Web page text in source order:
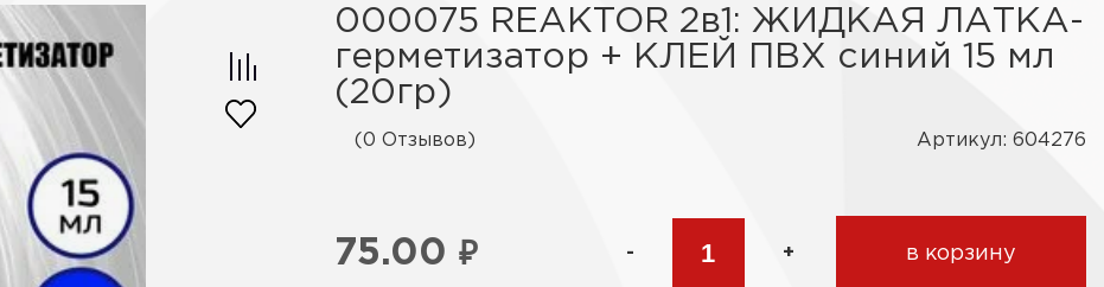
000075 REAKTOR 2в1: ЖИДКАЯ ЛАТКА-
герметизатор + КЛЕЙ ПВХ синий 15 мл
(20гр)
(0 Отзывов) Артикул: 604276
75.00 ₽ - + в корзину